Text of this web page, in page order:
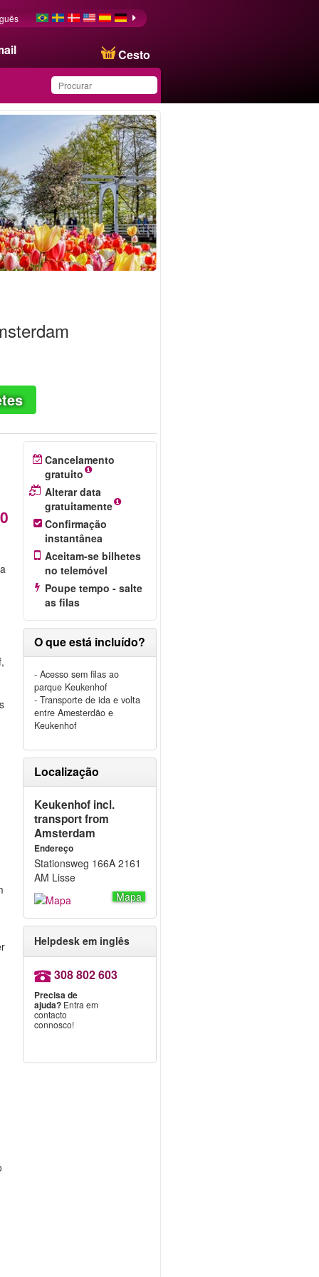
Cesto
Produto salvo na lista de
favoritos
Cancelamento
gratuito
Alterar data
gratuitamente
Confirmação
instantânea
Aceitam-se bilhetes
no telemóvel
Poupe tempo - salte
as filas
O que está incluído?
- Acesso sem filas ao
parque Keukenhof
- Transporte de ida e volta
entre Amesterdão e
Keukenhof
Localização
Keukenhof incl.
transport from
Amsterdam
Endereço
Stationsweg 166A 2161
AM Lisse
Mapa
Helpdesk em inglês
308 802 603
Precisa de
ajuda?Entra em
contacto
connosco!